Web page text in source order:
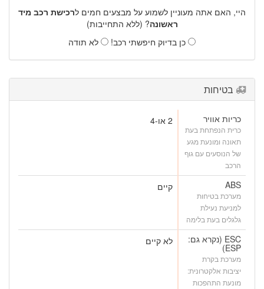
היי, האם אתה מעוניין לשמוע על מבצעים חמים לרכישת רכב מיד
ראשונה? (ללא התחייבות)
כן בדיוק חיפשתי רכב!
לא תודה
בטיחות
כריות אוויר
כרית הנפתחת בעת
תאונה ומונעת מגע
של הנוסעים עם גוף
הרכב
2 או-4
ABS
מערכת בטיחות
למניעת נעילת
גלגלים בעת בלימה
קיים
ESC (נקרא גם:
ESP)
מערכת בקרת
יציבות אלקטרונית:
מונעת התהפכות
לא קיים